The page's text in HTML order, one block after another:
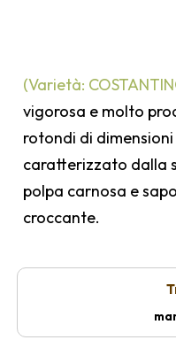
(Varietà:
vigorosa e molto
rotondi di
caratterizzato dalla
polpa carnosa e
croccante.